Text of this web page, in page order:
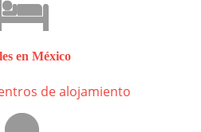
en México
de alojamiento